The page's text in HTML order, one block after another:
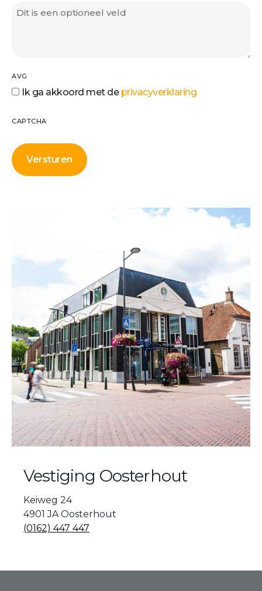
AVG
Ik ga akkoord met de privacyverklaring
CAPTCHA
Vestiging Oosterhout
Keiweg 24
4901 JA Oosterhout
(0162) 447 447